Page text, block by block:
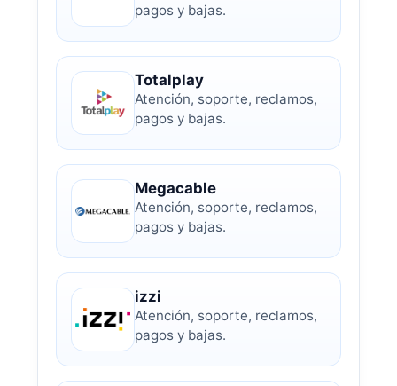
pagos y bajas.
Totalplay
Atención, soporte, reclamos,
pagos y bajas.
Megacable
Atención, soporte, reclamos,
pagos y bajas.
izzi
Atención, soporte, reclamos,
pagos y bajas.